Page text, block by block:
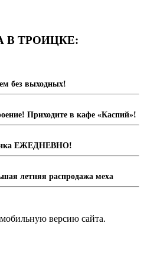
В ТРОИЦКЕ:
без выходных!
Приходите в кафе «Каспий»!
ЕЖЕДНЕВНО!
летняя распродажа меха
версию сайта.